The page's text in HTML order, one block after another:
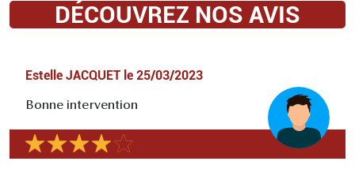
DÉCOUVREZ NOS AVIS
Estelle JACQUET le 25/03/2023
Bonne intervention